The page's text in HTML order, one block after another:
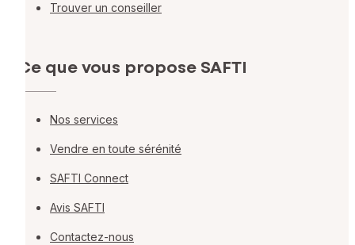
Trouver un conseiller
Ce que vous propose SAFTI
Nos services
Vendre en toute sérénité
SAFTI Connect
Avis SAFTI
Contactez-nous